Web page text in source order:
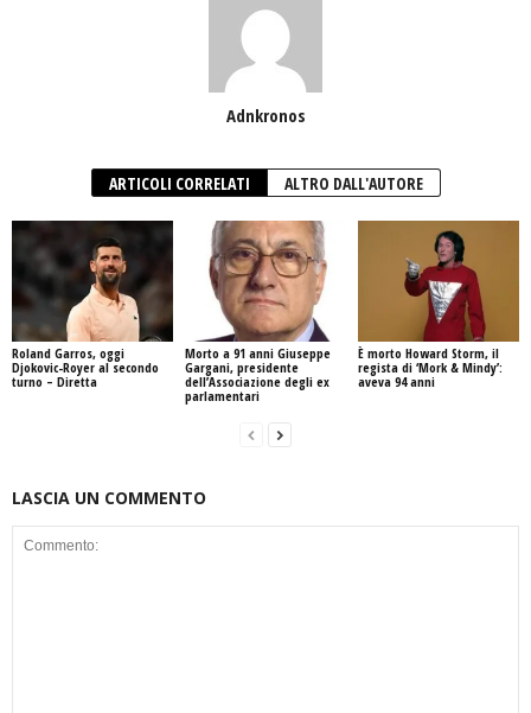
Adnkronos
ARTICOLI CORRELATI ALTRO DALL'AUTORE
Roland Garros, oggi
Djokovic-Royer al secondo
turno – Diretta
Morto a 91 anni Giuseppe
Gargani, presidente
dell’Associazione degli ex
parlamentari
È morto Howard Storm, il
regista di ‘Mork & Mindy’:
aveva 94 anni
LASCIA UN COMMENTO